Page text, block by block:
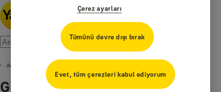
Ana Sayfa
Gizlilik İletişim Merkezi
Çerez ayarları
Tümünü devre dışı bırak
Evet, tüm çerezleri kabul ediyorum